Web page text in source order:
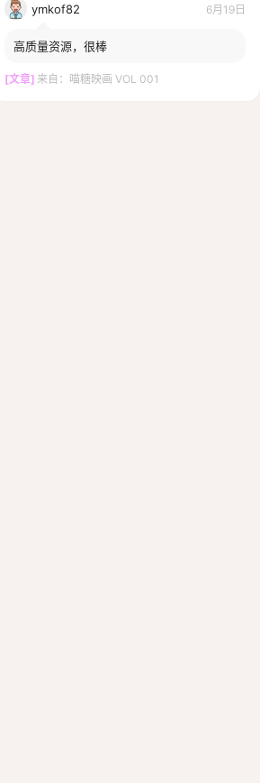
ymkof82 6月19日
高质量资源，很棒
[文章] 来自： 喵糖映画 VOL 001